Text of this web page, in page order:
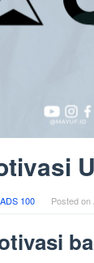
100 Posted on